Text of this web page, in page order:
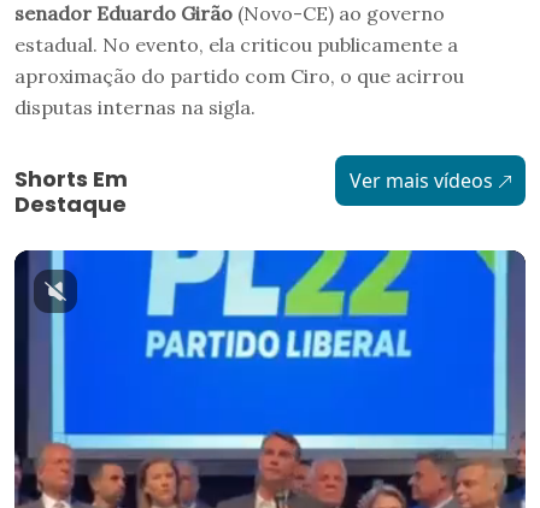
senador Eduardo Girão (Novo-CE) ao governo
estadual. No evento, ela criticou publicamente a
aproximação do partido com Ciro, o que acirrou
disputas internas na sigla.
Shorts Em
Destaque
Ver mais vídeos